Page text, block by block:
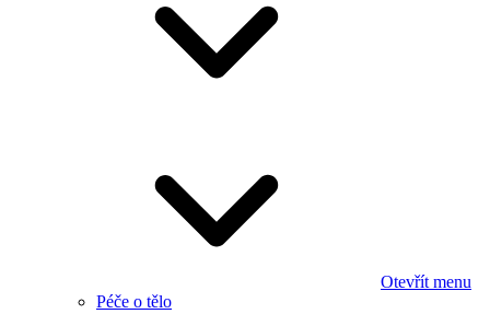
Otevřít menu
Péče o tělo